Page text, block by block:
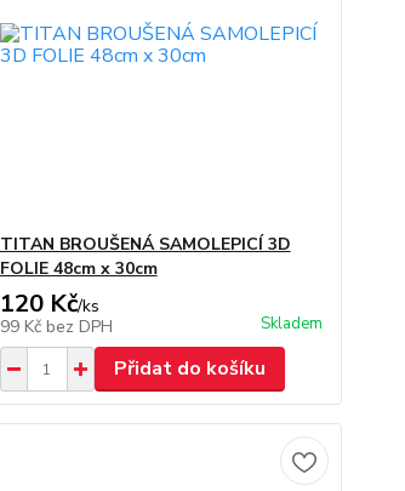
TITAN BROUŠENÁ SAMOLEPICÍ 3D
FOLIE 48cm x 30cm
120 Kč/ks
99 Kč bez DPH Skladem
Přidat do košíku